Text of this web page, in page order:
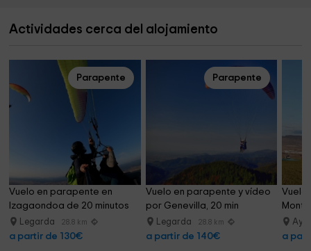
Actividades cerca del alojamiento
Parapente
Vuelo en parapente en
Izagaondoa de 20 minutos
Legarda 28.8 km
a partir de 130€
Parapente
Vuelo en parapente y vídeo
por Genevilla, 20 min
Legarda 28.8 km
a partir de 140€
Vuelo
a